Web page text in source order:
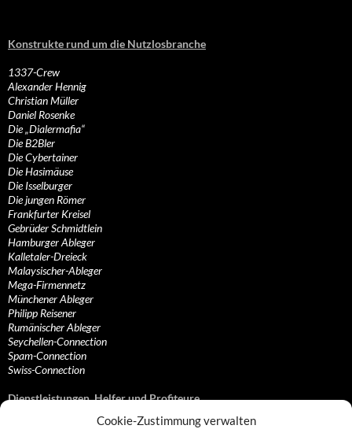
Cookie-Zustimmung verwalten
Konstrukte rund um die Nutzlosbranche
1337-Crew
Alexander Hennig
Christian Müller
Daniel Rosenke
Die „Dialermafia“
Die B2Bler
Die Cybertainer
Die Hasimäuse
Die Isselburger
Die jungen Römer
Frankfurter Kreisel
Gebrüder Schmidtlein
Hamburger Ableger
Kalletaler-Dreieck
Malaysischer-Ableger
Mega-Firmennetz
Münchener Ableger
Philipp Reisener
Rumänischer Ableger
Seychellen-Connection
Spam-Connection
Swiss-Connection
Dienstleistungen, Helfer und Profiteure